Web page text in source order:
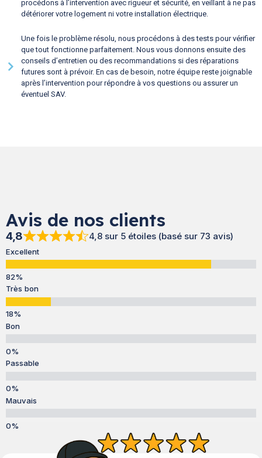
procédons à l’intervention avec rigueur et sécurité, en veillant à ne pas
détériorer votre logement ni votre installation électrique.
Une fois le problème résolu, nous procédons à des tests pour vérifier
que tout fonctionne parfaitement. Nous vous donnons ensuite des
conseils d’entretien ou des recommandations si des réparations
futures sont à prévoir. En cas de besoin, notre équipe reste joignable
après l’intervention pour répondre à vos questions ou assurer un
éventuel SAV.
Avis de nos clients
4,8 4,8 sur 5 étoiles (basé sur 73 avis)
Excellent
Très bon
Bon
Passable
Mauvais